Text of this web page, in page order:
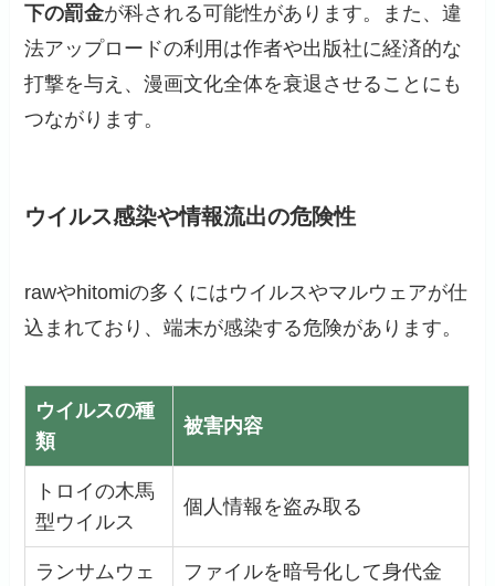
下の罰金が科される可能性があります。また、違
法アップロードの利用は作者や出版社に経済的な
打撃を与え、漫画文化全体を衰退させることにも
つながります。
ウイルス感染や情報流出の危険性
rawやhitomiの多くにはウイルスやマルウェアが仕
込まれており、端末が感染する危険があります。
ウイルスの種
類
被害内容
トロイの木馬
型ウイルス
個人情報を盗み取る
ランサムウェ
ファイルを暗号化して身代金